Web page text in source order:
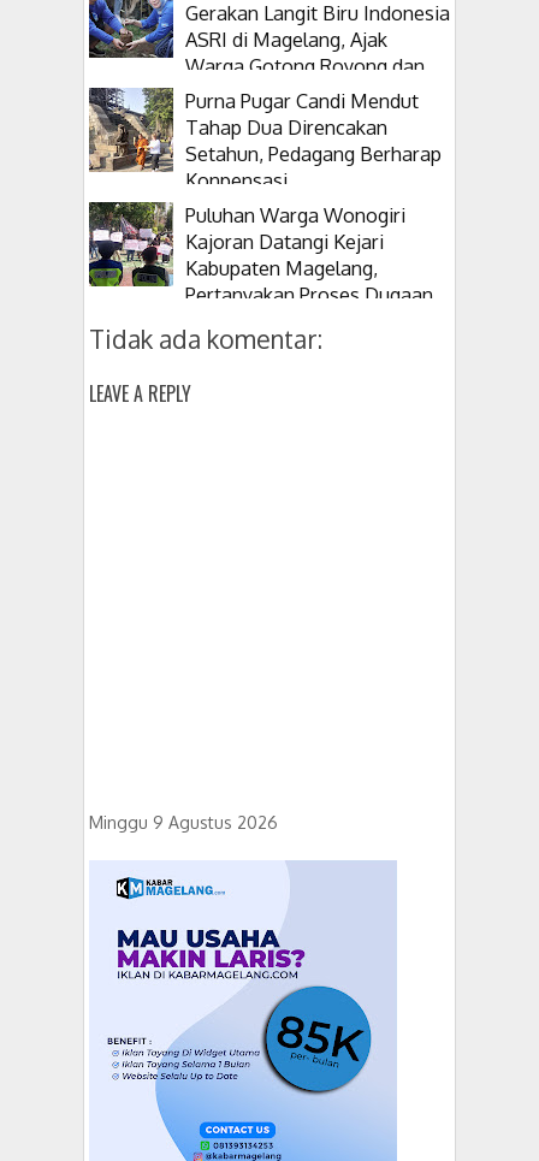
Gerakan Langit Biru Indonesia
ASRI di Magelang, Ajak
Warga Gotong Royong dan
Tanam Pohon
Purna Pugar Candi Mendut
Tahap Dua Direncakan
Setahun, Pedagang Berharap
Konpensasi
Puluhan Warga Wonogiri
Kajoran Datangi Kejari
Kabupaten Magelang,
Pertanyakan Proses Dugaan
Tidak ada komentar:
LEAVE A REPLY
Minggu 9 Agustus 2026